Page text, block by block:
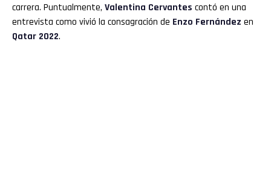
carrera. Puntualmente, Valentina Cervantes contó en una
entrevista como vivió la consagración de Enzo Fernández en
Qatar 2022.